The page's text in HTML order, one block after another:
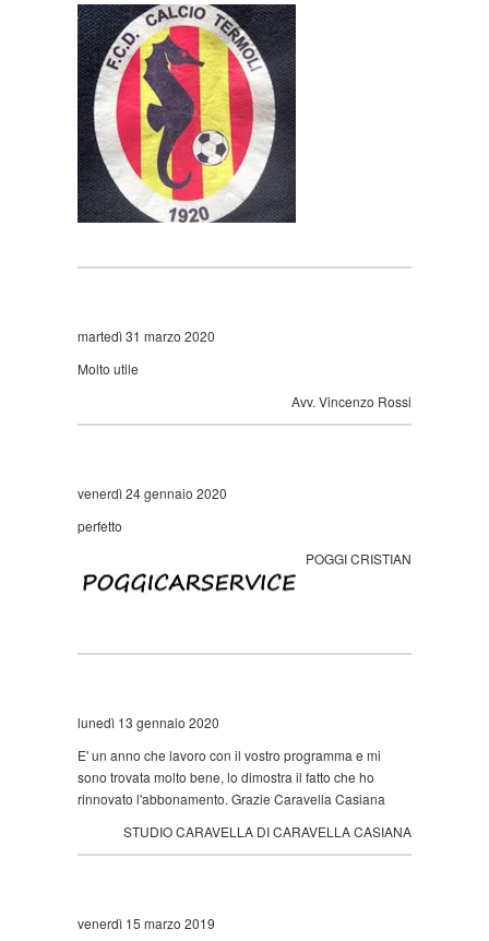
martedì 31 marzo 2020
Molto utile
Avv. Vincenzo Rossi
venerdì 24 gennaio 2020
perfetto
POGGI CRISTIAN
lunedì 13 gennaio 2020
E' un anno che lavoro con il vostro programma e mi
sono trovata molto bene, lo dimostra il fatto che ho
rinnovato l'abbonamento. Grazie Caravella Casiana
STUDIO CARAVELLA DI CARAVELLA CASIANA
venerdì 15 marzo 2019